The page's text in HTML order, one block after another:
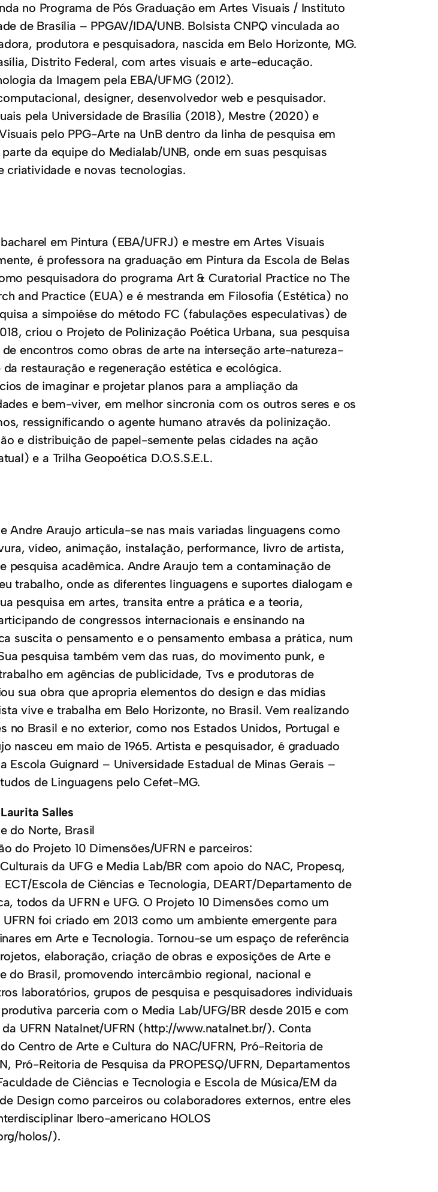
no Programa de Pós Graduação em Artes Visuais / Instituto
de Brasília – PPGAV/IDA/UNB. Bolsista CNPQ vinculada ao
produtora e pesquisadora, nascida em Belo Horizonte, MG.
Distrito Federal, com artes visuais e arte-educação.
da Imagem pela EBA/UFMG (2012).
designer, desenvolvedor web e pesquisador.
pela Universidade de Brasília (2018), Mestre (2020) e
pelo PPG-Arte na UnB dentro da linha de pesquisa em
da equipe do Medialab/UNB, onde em suas pesquisas
criatividade e novas tecnologias.
em Pintura (EBA/UFRJ) e mestre em Artes Visuais
é professora na graduação em Pintura da Escola de Belas
pesquisadora do programa Art & Curatorial Practice no The
and Practice (EUA) e é mestranda em Filosofia (Estética) no
a simpoiése do método FC (fabulações especulativas) de
criou o Projeto de Polinização Poética Urbana, sua pesquisa
encontros como obras de arte na interseção arte-natureza-
restauração e regeneração estética e ecológica.
de imaginar e projetar planos para a ampliação da
e bem-viver, em melhor sincronia com os outros seres e os
ressignificando o agente humano através da polinização.
e distribuição de papel-semente pelas cidades na ação
e a Trilha Geopoética D.O.S.S.E.L.
Andre Araujo articula-se nas mais variadas linguagens como
vídeo, animação, instalação, performance, livro de artista,
pesquisa acadêmica. Andre Araujo tem a contaminação de
trabalho, onde as diferentes linguagens e suportes dialogam e
pesquisa em artes, transita entre a prática e a teoria,
de congressos internacionais e ensinando na
suscita o pensamento e o pensamento embasa a prática, num
pesquisa também vem das ruas, do movimento punk, e
em agências de publicidade, Tvs e produtoras de
sua obra que apropria elementos do design e das mídias
vive e trabalha em Belo Horizonte, no Brasil. Vem realizando
no Brasil e no exterior, como nos Estados Unidos, Portugal e
nasceu em maio de 1965. Artista e pesquisador, é graduado
Escola Guignard – Universidade Estadual de Minas Gerais –
de Linguagens pelo Cefet-MG.
Salles
do Norte, Brasil
do Projeto 10 Dimensões/UFRN e parceiros:
da UFG e Media Lab/BR com apoio do NAC, Propesq,
ECT/Escola de Ciências e Tecnologia, DEART/Departamento de
todos da UFRN e UFG. O Projeto 10 Dimensões como um
foi criado em 2013 como um ambiente emergente para
em Arte e Tecnologia. Tornou-se um espaço de referência
elaboração, criação de obras e exposições de Arte e
do Brasil, promovendo intercâmbio regional, nacional e
laboratórios, grupos de pesquisa e pesquisadores individuais
parceria com o Media Lab/UFG/BR desde 2015 e com
UFRN Natalnet/UFRN (http://www.natalnet.br/). Conta
Centro de Arte e Cultura do NAC/UFRN, Pró-Reitoria de
Pró-Reitoria de Pesquisa da PROPESQ/UFRN, Departamentos
de Ciências e Tecnologia e Escola de Música/EM da
Design como parceiros ou colaboradores externos, entre eles
Ibero-americano HOLOS
holos/).